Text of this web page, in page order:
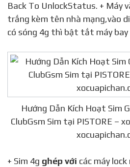
Back To UnlockStatus. + Máy
trắng kèm tên nhà mạng,vào
có sóng 4g thì bật tắt máy bay
Hướng Dẫn Kích Hoạt Sim
ClubGsm Sim tại PISTORE –
+ Sim 4g ghép với các máy